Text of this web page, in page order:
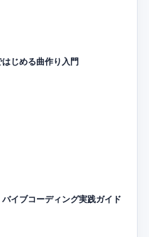
じめる曲作り入門
イブコーディング実践ガイド